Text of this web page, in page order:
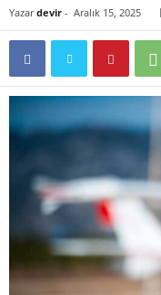
Yazar devir - Aralık 15, 2025